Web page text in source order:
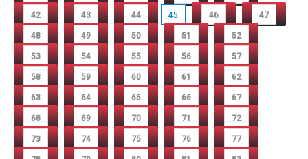
42 43 44 45 46 47
48 49 50 51 52
53 54 55 56 57
58 59 60 61 62
63 64 65 66 67
68 69 70 71 72
73 74 75 76 77